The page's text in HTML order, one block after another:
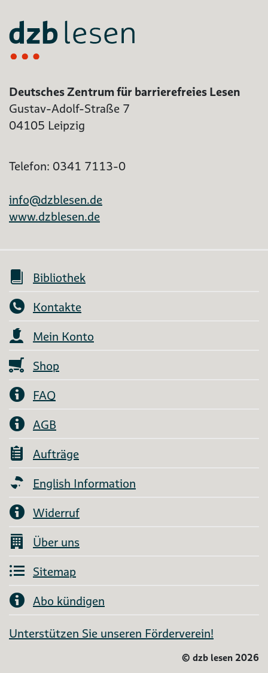
Deutsches Zentrum für barrierefreies Lesen
Gustav-Adolf-Straße 7
04105 Leipzig
Telefon: 0341 7113-0
info@dzblesen.de
www.dzblesen.de
Bibliothek
Kontakte
Mein Konto
Shop
FAQ
AGB
Aufträge
English Information
Widerruf
Über uns
Sitemap
Abo kündigen
Unterstützen Sie unseren Förderverein!
© dzb lesen 2026